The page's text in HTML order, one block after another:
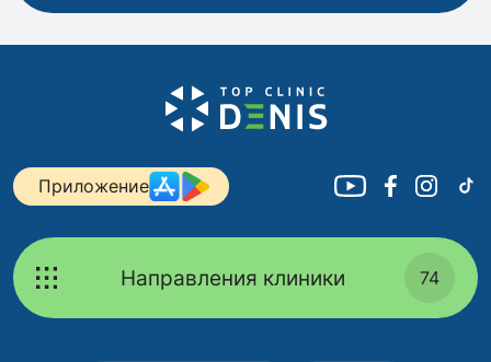
Приложение
Направления клиники 74